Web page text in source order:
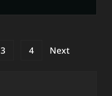
faszinierende
Biografie
3 4 Next